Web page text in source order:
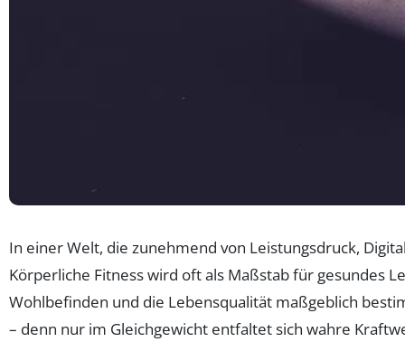
In einer Welt, die zunehmend von Leistungsdruck,
Körperliche Fitness wird oft als Maßstab für gesundes
Wohlbefinden und die Lebensqualität maßgeblich
– denn nur im Gleichgewicht entfaltet sich wahre